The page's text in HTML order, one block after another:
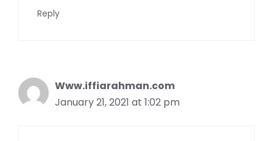
Reply
Www.iffiarahman.com
January 21, 2021 at 1:02 pm